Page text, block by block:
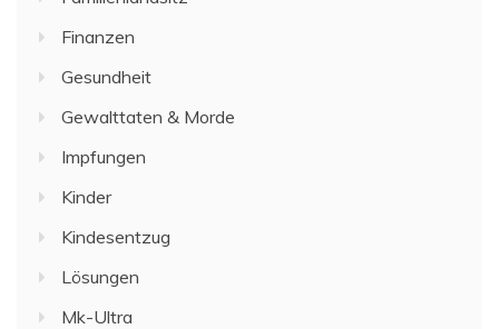
Finanzen
Gesundheit
Gewalttaten & Morde
Impfungen
Kinder
Kindesentzug
Lösungen
Mk-Ultra